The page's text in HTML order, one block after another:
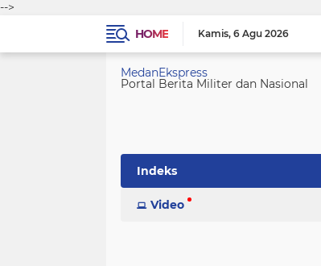
-->
HOME
Kamis 6 Agu 2026
MedanEkspress
Portal Berita Militer dan Nasional
Indeks
Video